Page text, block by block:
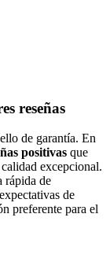
reseñas
de garantía. En
positivas que
excepcional.
rápida de
de
preferente para el